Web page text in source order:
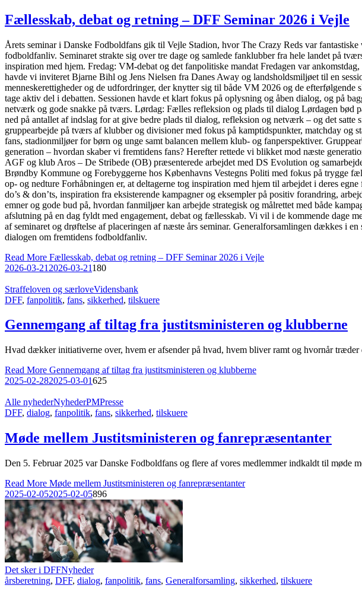
Fællesskab, debat og retning – DFF Seminar 2026 i Vejle
Årets seminar i Danske Fodboldfans gik til Vejle Stadion, hvor The Crazy Reds var
fodboldfanliv. Seminaret strakte sig over tre dage og samlede fanklubber fra hele landet på
inspiration med hjem. Fredag: VM-debat og det fanpolitiske mandat Fredagen var
havde vi inviteret Bjarne Bihl og Jens Nielsen fra Danes Away og landsholdsmiljøet til en
menneskerettigheder og de udfordringer, der knytter sig til både VM 2026 og de
tage aktiv del i debatten. Sessionen havde et klart fokus på oplysning og åben dialog, og på
netværk og gode snakke på tværs. Lørdag: Fælles refleksion og plads til dialog Lørdagen bød
ned på antallet af indslag for at give bedre plads til dialog, refleksion og netværk – og det
gruppearbejde på tværs af klubber og divisioner med fokus på kamptidspunkter, matchday og
fans, stadionmiljøer for børn og unge samt balancen mellem klub- og fanperspektiver.
generation – hvordan skaber vi fremtidens fans? Herefter rettede vi blikket mod næste
AGF og klub Aros – De Stribede (OB) præsenterede arbejdet med DS Evolution og
Brøndby Kommune og Forebyggerne hos Københavns Vestegns Politi med fokus på trygge
op- og nedture Forhåbningen er, at deltagerne tog inspiration med hjem til arbejdet i deres
do’s & don’ts, inspiration fra eksisterende kampagner og eksempler på positiv forandring,
emner og gode bud på, hvordan fanmiljøer kan arbejde strategisk og målrettet med både
afslutning på en dag fyldt med engagement, debat og fællesskab. Vi vil i de kommende dage
af seminaret og drøftelse af placeringen af næste års seminar. Generalforsamlingen dækkes i
dialogen om fremtidens fodboldfanliv.
Read More Fællesskab, debat og retning – DFF Seminar 2026 i Vejle
2026-03-21 2026-03-21180
Straffeloven og særloveVidensbank
DFF, fanpolitik, fans, sikkerhed, tilskuere
Gennemgang af tiltag fra justitsministeren og klubberne
Hvad dækker initiativerne over, hvem er afsender på hvad, hvem bliver ramt og hvornår
Read More Gennemgang af tiltag fra justitsministeren og klubberne
2025-02-282025-03-01625
Alle nyhederNyhederPMPresse
DFF, dialog, fanpolitik, fans, sikkerhed, tilskuere
Møde mellem Justitsministeren og fanrepræsentanter
Den 5. Februar 2025 var Danske Fodboldfans og flere af vores medlemmer indkaldt til møde
Read More Møde mellem Justitsministeren og fanrepræsentanter
2025-02-052025-02-05896
Det sker i DFFNyheder
årsberetning, DFF, dialog, fanpolitik, fans, Generalforsamling, sikkerhed, tilskuere